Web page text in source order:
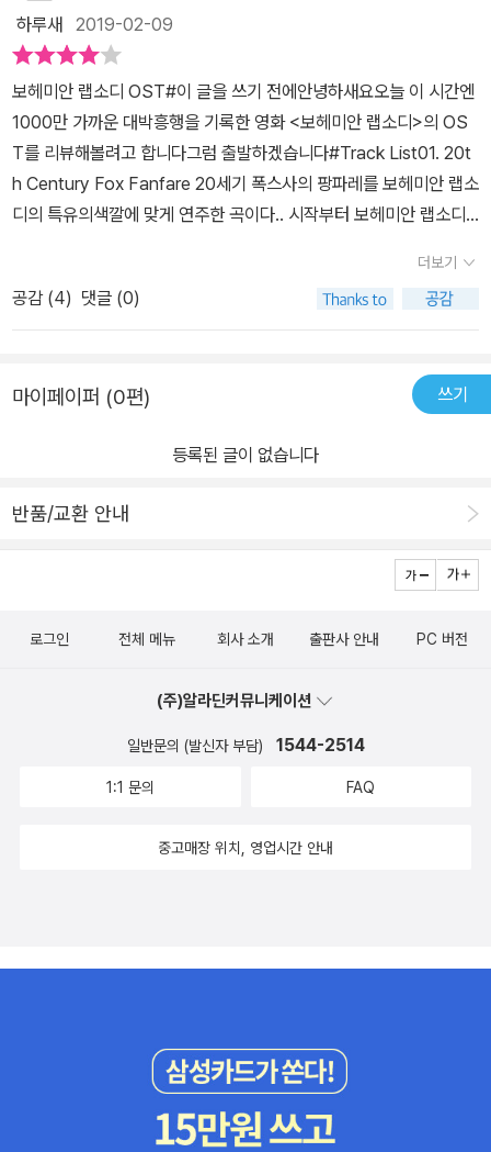
하루새 2019-02-09
보헤미안 랩소디 OST#이 글을 쓰기 전에안녕하새요오늘 이 시간엔
1000만 가까운 대박흥행을 기록한 영화 <보헤미안 랩소디>의 OS
T를 리뷰해볼려고 합니다그럼 출발하겠습니다#Track List01. 20t
h Century Fox Fanfare 20세기 폭스사의 팡파레를 보헤미안 랩소
디의 특유의색깔에 맞게 연주한 곡이다.. 시작부터 보헤미안 랩소디
에 나오는 곡이다...광고등으로도 들은 곡이긴 헀지만 이렇게 영화를
통해 다시 접하고 ost로 만나니이곡의 매력을 다시금 느낄수 있게 되
는 것 같다 03. Doing All Right... revisited (Performed by Smil
나오는 노래이긴 하다...무언가 구슬프(?)다는 느낌이 드는 건 뭔지...
된 곡으로써 라이브 버전이 이 ost 앨범에 수록되었다시작부분부터
렬한 무언가를 느낄수 있었던 곡이 아닐까 싶다 05. Killer Queen영
을 ost를 통해 만날수 있긴 헀다멜로디때문에 그런건지 몰라도... 0
곡에 실린 가운데...영화에서 본 느낌을 이렇게 ost에 만나니 반갑기
의 제목이기도 한 동명의 곡5분 55초 풀 버전 곡이다...물론 영화에
서는 짧게 나왔지만... 그래도 ost에서라도풀 버전으로 만나니 반갑
곡 역시 라이브 버전으로 만날수 있는곡인 가운데 괜찮은 곡이라는
d Love이 곡 역시 여러 cf를 통해 접헀던 곡이었던가운데 이렇게 풀
에 나온 가운데 영화 버전으로 믹스되어서ost에 실린 것이 나름 괜찮
긴 했고영화에 이렇게 만나서 더 반가운 곡이 아닐까 싶다... 12. Ano
와머큐리의 보컬이 나름 잘 어우러지는 곡이 아닐까싶다... 13. I Wa
더보기
공감 (4) 댓글 (0)
마이페이퍼 (0편) 쓰기
등록된 글이 없습니다
반품/교환 안내
로그인 전체 메뉴 회사 소개 출판사 안내 PC 버전
(주)알라딘커뮤니케이션
일반문의 (발신자 부담) 1544-2514
1:1 문의 FAQ
중고매장 위치, 영업시간 안내